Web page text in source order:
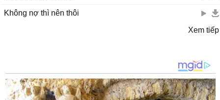
Không nợ thì nên thôi
Xem tiếp